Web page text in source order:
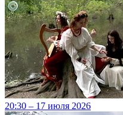
20:30 – 17 июля 2026